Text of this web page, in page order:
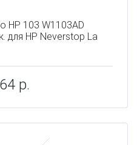
HP 103 W1103AD
для HP Neverstop La
р.